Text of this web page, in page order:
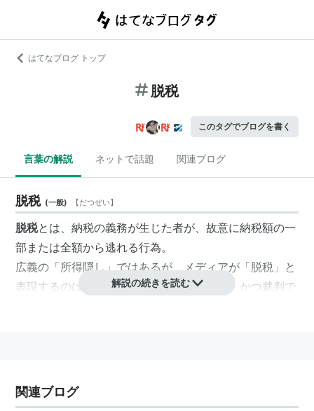
はてなブログ トップ
脱税
このタグでブログを書く
言葉の解説 ネットで話題 関連ブログ
脱税 (一般) 【だつぜい】
脱税とは、納税の義務が生じた者が、故意に納税額の一
部または全額から逃れる行為。
広義の「所得隠し」ではあるが、メディアが「脱税」と
表現するのは、検察庁に告発された事案で、かつ裁判で
*1:判決が出されるまでの間は、「脱税疑惑」「脱税容
解説の続きを読む
関連ブログ